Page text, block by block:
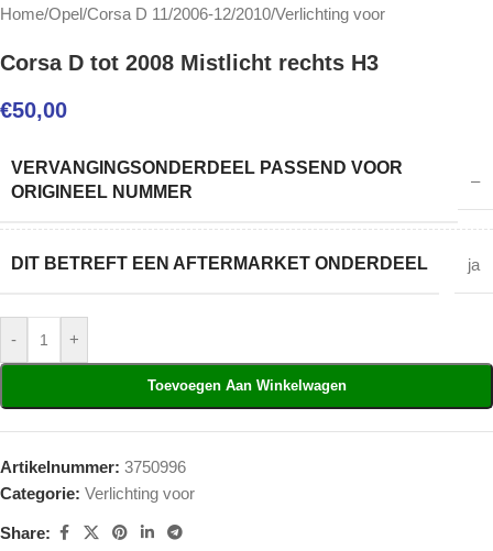
Home/Opel/Corsa D 11/2006-12/2010/Verlichting voor
Corsa D tot 2008 Mistlicht rechts H3
€50,00
VERVANGINGSONDERDEEL PASSEND VOOR
ORIGINEEL NUMMER
–
DIT BETREFT EEN AFTERMARKET ONDERDEEL ja
- +
Toevoegen Aan Winkelwagen
Artikelnummer: 3750996
Categorie: Verlichting voor
Share: